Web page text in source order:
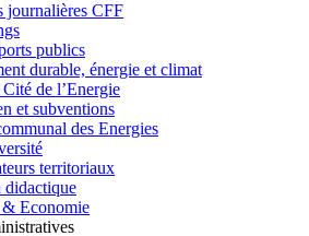
journalières CFF
publics
durable, énergie et climat
de l’Energie
et subventions
des Energies
territoriaux
didactique
& Economie